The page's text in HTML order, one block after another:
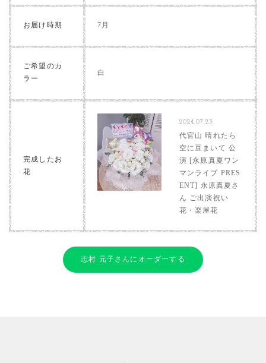
お届け時期 7月
ご希望のカ
ラー
白
完成したお
花
2024.07.23
代官山 晴れたら
空に豆まいて 公
演 [永原真夏ワン
マンライブ PRES
ENT] 永原真夏さ
ん ご出演祝い
花・楽屋花
志村 元子さんにオーダーする